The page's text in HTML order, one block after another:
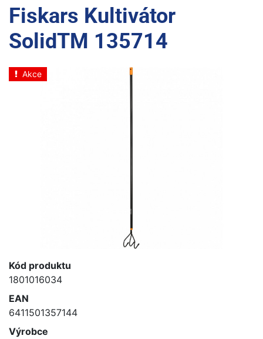
Fiskars Kultivátor
SolidTM 135714
Akce
Kód produktu
1801016034
EAN
6411501357144
Výrobce